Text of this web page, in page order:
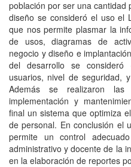
población por ser una cantidad
diseño se consideró el uso el
que nos permite plasmar la
de usos, diagramas de
negocio y diseño e
del desarrollo se
usuarios, nivel de seguridad,
Además se realizaron
implementación y
final un sistema que optimiza
de personal. En conclusión el
permite un control
administrativo y docente de la
en la elaboración de reportes